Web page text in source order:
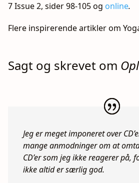
7 Issue 2, sider 98-105 og online.
Flere inspirerende artikler om
Sagt og skrevet om
Jeg er meget imponeret over
mange anmodninger om at
CD’er som jeg ikke reagerer på,
ikke altid er særlig god.